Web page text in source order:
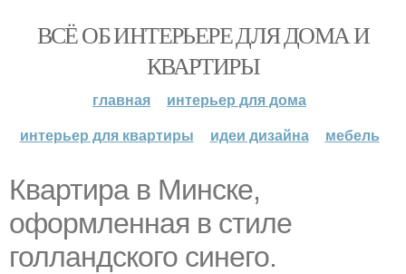
ВСЁ ОБ ИНТЕРЬЕРЕ ДЛЯ ДОМА И
КВАРТИРЫ
главная
интерьер для дома
интерьер для квартиры
идеи дизайна мебель
Квартира в Минске,
оформленная в стиле
голландского синего.